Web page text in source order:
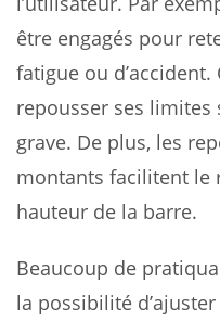
être engagés pour
fatigue ou d’accident.
repousser ses limites
grave. De plus, les
montants facilitent le
hauteur de la barre.
Beaucoup de
la possibilité